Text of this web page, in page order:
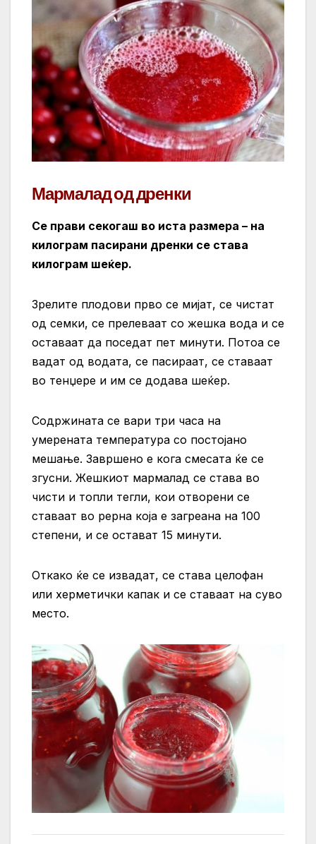
Мармалад од дренки
Се прави секогаш во иста размера – на
килограм пасирани дренки се става
килограм шеќер.
Зрелите плодови прво се мијат, се чистат
од семки, се прелеваат со жешка вода и се
оставаат да поседат пет минути. Потоа се
вадат од водата, се пасираат, се ставаат
во тенџере и им се додава шеќер.
Содржината се вари три часа на
умерената температура со постојано
мешање. Завршено е кога смесата ќе се
згусни. Жешкиот мармалад се става во
чисти и топли тегли, кои отворени се
ставаат во рерна која е загреана на 100
степени, и се остават 15 минути.
Откако ќе се извадат, се става целофан
или херметички капак и се ставаат на суво
место.